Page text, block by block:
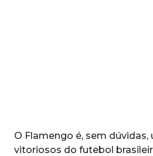
O Flamengo é, sem
vitoriosos do futebol